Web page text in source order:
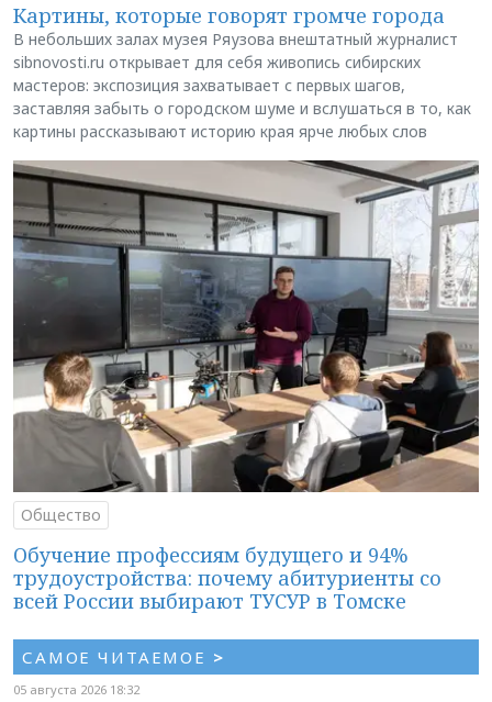
Картины, которые говорят громче города
В небольших залах музея Ряузова внештатный журналист
sibnovosti.ru открывает для себя живопись сибирских
мастеров: экспозиция захватывает с первых шагов,
заставляя забыть о городском шуме и вслушаться в то, как
картины рассказывают историю края ярче любых слов
Общество
Обучение профессиям будущего и 94%
трудоустройства: почему абитуриенты со
всей России выбирают ТУСУР в Томске
САМОЕ ЧИТАЕМОЕ >
05 августа 2026 18:32